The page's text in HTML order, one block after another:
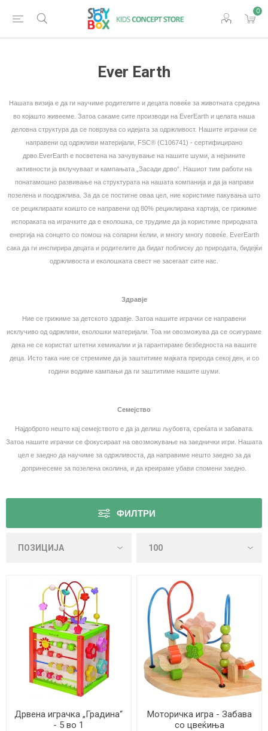
0
Ever Earth
Нашата визија е да ги научиме родителите и децата повеќе за животната средина
во којашто живееме. Затоа сакаме сите производи на EverEarth и целата наша
деловна структура да се поврзува со идејата за одржливост. Нашите играчки се
направени од одржливи материјали, FSC® (C106741) - сертифицирано
дрво.EverEarth е посветена на зачувување на нашите шуми, а нејзините
активности ја вклучуваат и кампањата „Засади дрво“. Нашиот тим работи на
понатамошно развивање на структурата на нашата компанија и да ја направи
позелена и поодржлива. За да се постигне оваа цел, ние користиме пакувања што
се рециклираати коишто се направени од 80% рециклирана хартија, се грижиме
испораката на играчките да е еколошка, се трудиме да ја користиме природната
енергија на сонцето со помош на соларни ќелии, и многу многу повеќе. EverEarth
сака да ги инспирира децата и родителите да бидат поблиску до природата, бидејќи
одржливоста и еколошката свест не засегаат сите нас.
Здравје
Ние се грижиме за детското здравје. Затоа нашите играчки се направени
исклучиво од одржливи, еколошки материјали. Тоа ни овозможува да се осигураме
дека не се користат штетни хемикалии и ја гарантираме безбедноста на вашите
деца. Исто така ние се стремиме да ја заштитиме мајката природа секој ден, и со
години водиме кампањи да ги заштитиме нашите шуми.
Семејство
Најдоброто нешто кај семејството е да ја делиш љубовта, среќата и забавата.
Затоа нашите играчки се фокусираат на овозможување на заеднички игри. Нашата
цел е заедно да научиме за одржливоста, да направиме нешто заедно за да
допринесеме за позелена околина, и да креираме убави спомени заедно.
ФИЛТРИ
Дрвена играчка „Градина“
- 5 во 1
Моторичка игра - Забава
со цвеќиња